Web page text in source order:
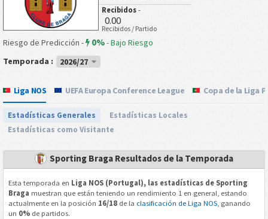
Recibidos -
0.00
Recibidos / Partido
Riesgo de Predicción - 0%-Bajo Riesgo
Temporada :
2026/27
Liga NOS UEFA Europa Conference League Copa de la Liga
Estadísticas Generales
Estadísticas Locales
Estadísticas como Visitante
Sporting Braga Resultados de la Temporada
Esta temporada en Liga NOS (Portugal), las estadísticas de Sporting
Braga muestran que están teniendo un rendimiento 1 en general, estando
actualmente en la posición 16/18de la clasificación de Liga NOS, ganando
un 0%de partidos.